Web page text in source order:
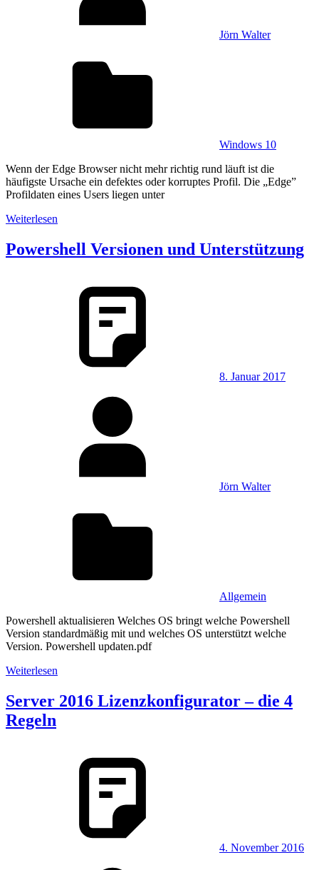
Jörn Walter
Windows 10
Wenn der Edge Browser nicht mehr richtig rund läuft ist die
häufigste Ursache ein defektes oder korruptes Profil. Die „Edge”
Profildaten eines Users liegen unter
Weiterlesen
Powershell Versionen und Unterstützung
8. Januar 2017
Jörn Walter
Allgemein
Powershell aktualisieren Welches OS bringt welche Powershell
Version standardmäßig mit und welches OS unterstützt welche
Version. Powershell updaten.pdf
Weiterlesen
Server 2016 Lizenzkonfigurator – die 4
Regeln
4. November 2016